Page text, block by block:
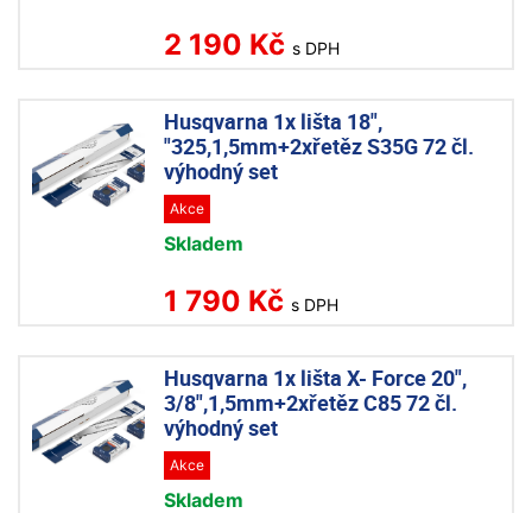
2 190 Kč s DPH
Husqvarna 1x lišta 18",
"325,1,5mm+2xřetěz S35G 72 čl.
výhodný set
Akce
Skladem
1 790 Kč s DPH
Husqvarna 1x lišta X- Force 20",
3/8",1,5mm+2xřetěz C85 72 čl.
výhodný set
Akce
Skladem